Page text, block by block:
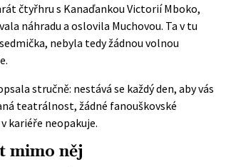
čtyřhru s Kanaďankou Victorií Mboko,
náhradu a oslovila Muchovou. Ta v tu
nebyla tedy žádnou volnou
stručně: nestává se každý den, aby vás
teatrálnost, žádné fanouškovské
kariéře neopakuje.
mimo něj